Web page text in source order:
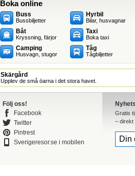
Boka online
Buss
Bussbiljetter
Båt
Kryssning, färjor
Camping
Husvagn, stugor
Hyrbil
Bilar, husvagnar
Taxi
Boka taxi
Tåg
Tågbiljetter
Skärgård
Upplev de små öarna i det stora havet.
Följ oss!
Facebook
Twitter
Pintrest
Sverigeresor.se i mobilen
Gratis
– direkt